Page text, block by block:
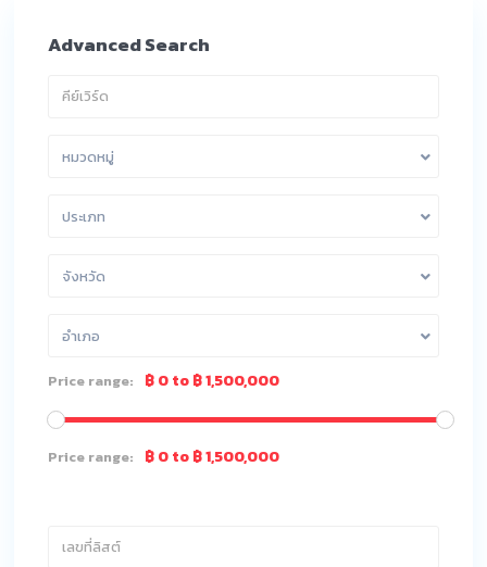
Advanced Search
หมวดหมู่
ประเภท
จังหวัด
อำเภอ
Price range: ฿ 0 to ฿ 1,500,000
Price range: ฿ 0 to ฿ 1,500,000